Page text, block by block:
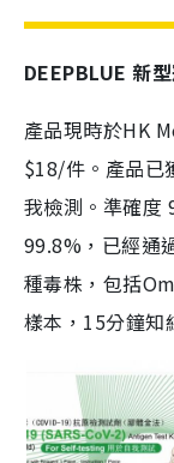
DEEPBLUE 新
產品現時於HK
$18/件。產品已
我檢測。準確度
99.8%，已經通
種毒株，包括
樣本，15分鐘知